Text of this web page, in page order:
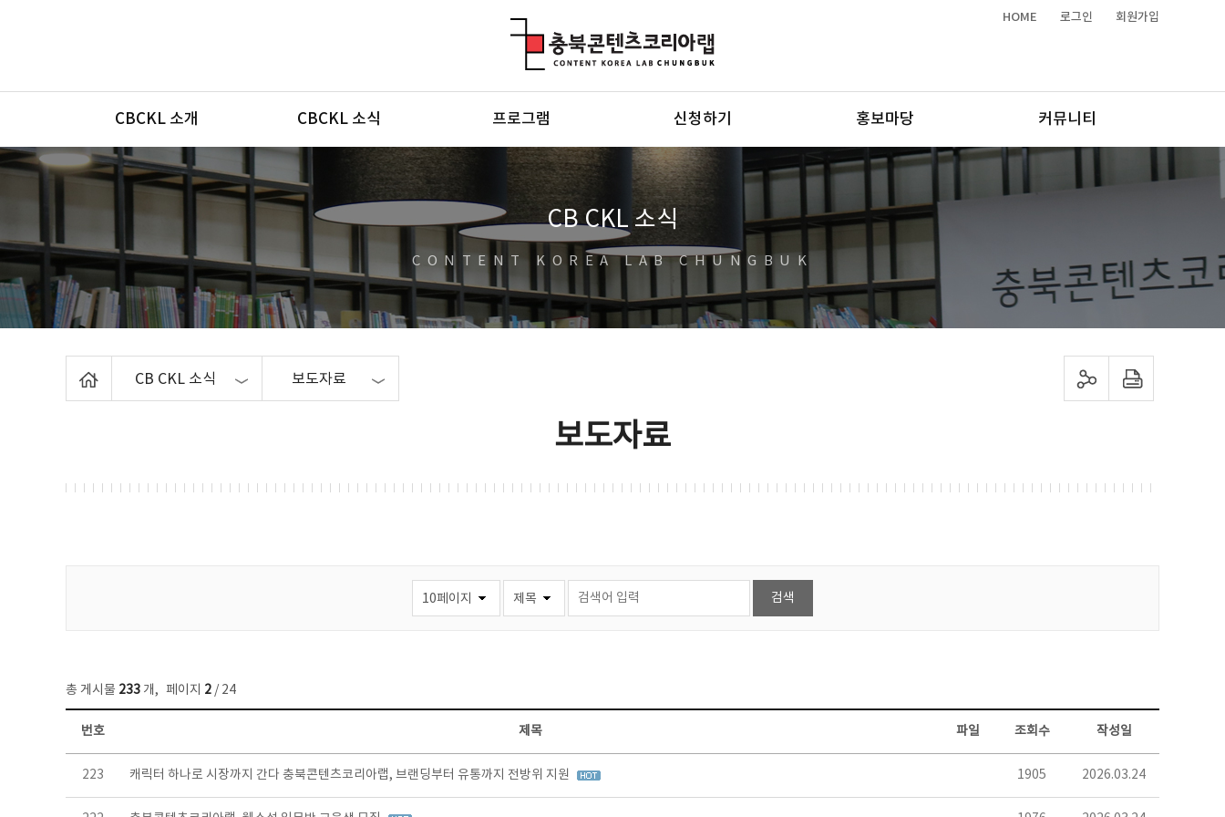
HOME 로그인 회원가입
메뉴
CBCKL 소개 CBCKL 소식 프로그램 신청하기 홍보마당 커뮤니티
CB CKL 소식
CONTENT KOREA LAB CHUNGBUK
CB CKL 소식 보도자료 sns 공유하기 프린트하기
보도자료
총 게시물 233 개, 페이지 2 / 24
보도자료 목록 - 번호, 제목, 작성자, 파일, 조회수, 작성일 정보 제공
번호 제목 파일 조회수 작성일
223 캐릭터 하나로 시장까지 간다 충북콘텐츠코리아랩, 브랜딩부터 유통까지 전방위 지원 1905 2026.03.24